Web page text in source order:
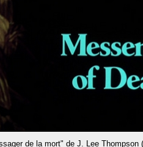
de la mort" de J. Lee Thompson